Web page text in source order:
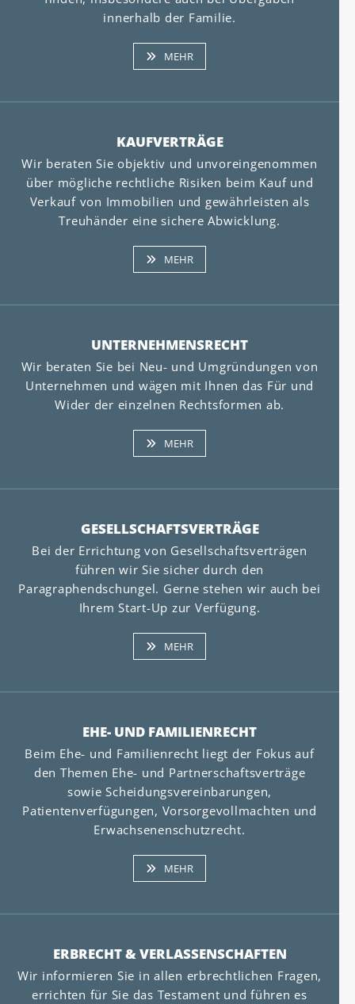
innerhalb der Familie.
MEHR
KAUFVERTRÄGE
Wir beraten Sie objektiv und unvoreingenommen
über mögliche rechtliche Risiken beim Kauf und
Verkauf von Immobilien und gewährleisten als
Treuhänder eine sichere Abwicklung.
MEHR
UNTERNEHMENSRECHT
Wir beraten Sie bei Neu- und Umgründungen von
Unternehmen und wägen mit Ihnen das Für und
Wider der einzelnen Rechtsformen ab.
MEHR
GESELLSCHAFTSVERTRÄGE
Bei der Errichtung von Gesellschaftsverträgen
führen wir Sie sicher durch den
Paragraphendschungel. Gerne stehen wir auch bei
Ihrem Start-Up zur Verfügung.
MEHR
EHE- UND FAMILIENRECHT
Beim Ehe- und Familienrecht liegt der Fokus auf
den Themen Ehe- und Partnerschaftsverträge
sowie Scheidungsvereinbarungen,
Patientenverfügungen, Vorsorgevollmachten und
Erwachsenenschutzrecht.
MEHR
ERBRECHT & VERLASSENSCHAFTEN
Wir informieren Sie in allen erbrechtlichen Fragen,
errichten für Sie das Testament und führen es